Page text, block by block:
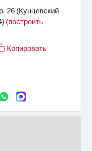
26 (Кунцевский
(построить
Копировать